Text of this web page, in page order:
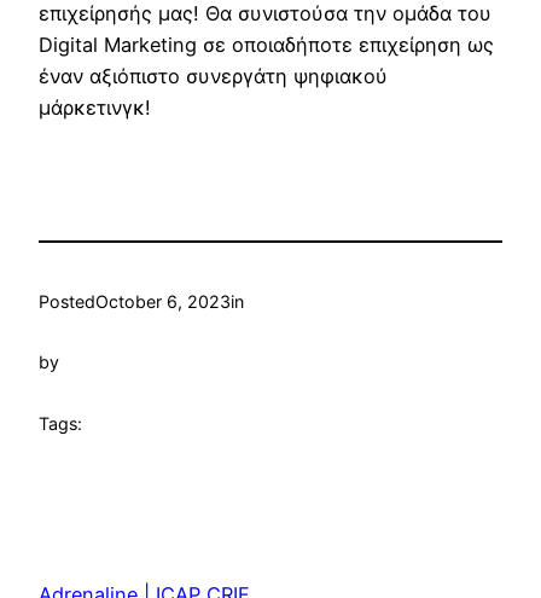
επιχείρησής μας! Θα συνιστούσα την ομάδα του
Digital Marketing σε οποιαδήποτε επιχείρηση ως
έναν αξιόπιστο συνεργάτη ψηφιακού
μάρκετινγκ!
PostedOctober 6, 2023in
by
Tags: